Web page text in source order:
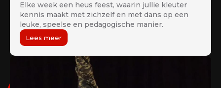
Elke week een heus feest, waarin jullie kleuter
kennis maakt met zichzelf en met dans op een
leuke, speelse en pedagogische manier.
Lees meer